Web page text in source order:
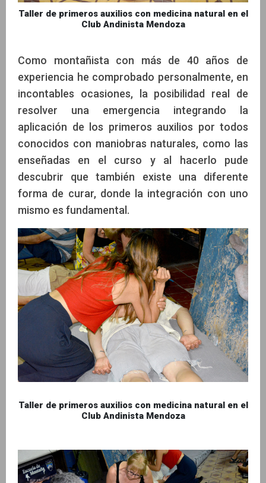
Taller de primeros auxilios con medicina natural en el
Club Andinista Mendoza
Como montañista con más de 40 años de
experiencia he comprobado personalmente, en
incontables ocasiones, la posibilidad real de
resolver una emergencia integrando la
aplicación de los primeros auxilios por todos
conocidos con maniobras naturales, como las
enseñadas en el curso y al hacerlo pude
descubrir que también existe una diferente
forma de curar, donde la integración con uno
mismo es fundamental.
Taller de primeros auxilios con medicina natural en el
Club Andinista Mendoza